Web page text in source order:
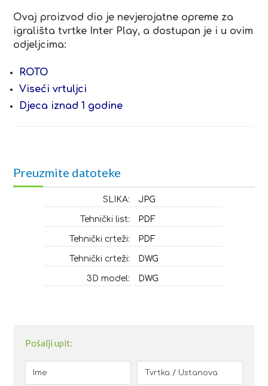
Ovaj proizvod dio je nevjerojatne opreme za
igrališta tvrtke Inter Play, a dostupan je i u ovim
odjeljcima:
ROTO
Viseći vrtuljci
Djeca iznad 1 godine
Preuzmite datoteke
SLIKA: JPG
Tehnički list: PDF
Tehnički crteži: PDF
Tehnički crteži: DWG
3D model: DWG
Pošalji upit: